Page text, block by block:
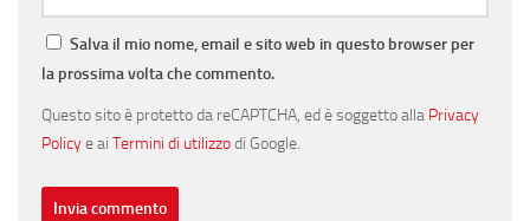
Salva il mio nome, email e sito web in questo browser per
la prossima volta che commento.
Questo sito è protetto da reCAPTCHA, ed è soggetto alla Privacy
Policye ai Termini di utilizzodi Google.